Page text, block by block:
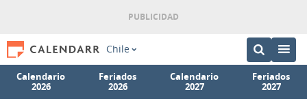
Chile
Calendario
2026
Feriados
2026
Calendario
2027
Feriados
2027